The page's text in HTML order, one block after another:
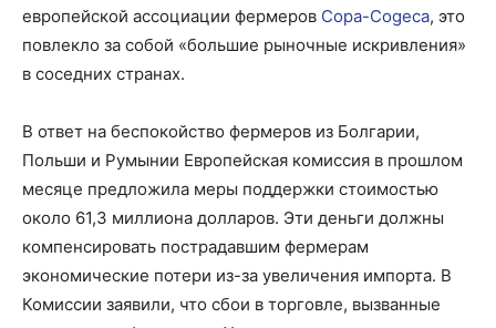
европейской ассоциации фермеров Copa-Cogeca, это
повлекло за собой «большие рыночные искривления»
в соседних странах.
В ответ на беспокойство фермеров из Болгарии,
Польши и Румынии Европейская комиссия в прошлом
месяце предложила меры поддержки стоимостью
около 61,3 миллиона долларов. Эти деньги должны
компенсировать пострадавшим фермерам
экономические потери из-за увеличения импорта. В
Комиссии заявили, что сбои в торговле, вызванные